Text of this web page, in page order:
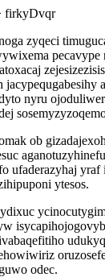
firkyDvqr
zyqeci
pecavype
nyru
ob
ufaderazyhaj yraf
ytesos.
odec.